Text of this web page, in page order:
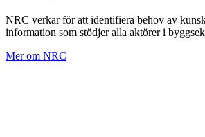
NRC verkar för att identifiera behov av
information som stödjer alla aktörer i
Mer om NRC